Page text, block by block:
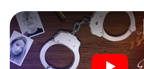
zahlreichen Schauplätzen in Füssen,
Verbindung stehen, und schließlich
Ort knacken Sie knifflige Rätsel und
Stück der Lösung des Falls immer
einem klassischen Krimi Dinner in
Sie das Geschehen, bewegen sich an